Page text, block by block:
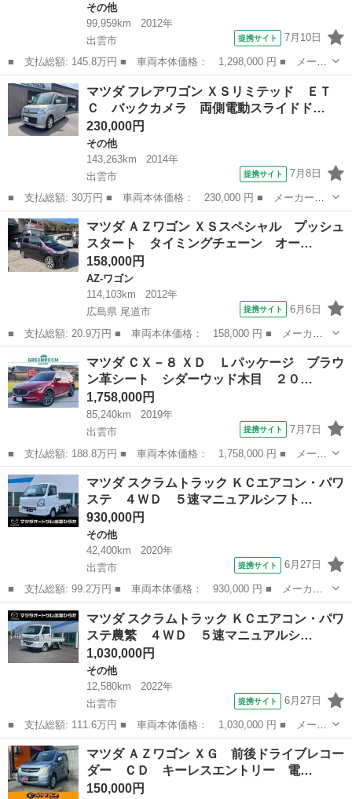
その他
99,959km
2012年
出雲市
提携サイト 7月10日
■ 支払総額: 145.8万円 ■ 車両本体価格： 1,298,000 円 ■ メーカ
ー名： マツダ ■ 車種名： タイタントラック ■ グレード名：
ワイドロー ３０００ディーゼルターボ １．５ｔ ワイドロー ５
ＭＴ ワ...
島根 出雲市 その他
マツダ フレアワゴン ＸＳリミテッド ＥＴ
Ｃ バックカメラ 両側電動スライドド…
230,000円
その他
143,263km
2014年
出雲市
提携サイト 7月8日
■ 支払総額: 30万円 ■ 車両本体価格： 230,000 円 ■ メーカー
名： マツダ ■ 車種名： フレアワゴン ■ グレード名： ＸＳリ
ミテッド ＥＴＣ バックカメラ 両側電動スライドドア ナビ 衝
突被害軽減システ...
島根 出雲市 その他
マツダ ＡＺワゴン ＸＳスペシャル プッシュ
スタート タイミングチェーン オー…
158,000円
AZ-ワゴン
114,103km
2012年
広島県 尾道市
提携サイト 6月6日
■ 支払総額: 20.9万円 ■ 車両本体価格： 158,000 円 ■ メーカー
名： マツダ ■ 車種名： ＡＺワゴン ■ グレード名： ＸＳスペ
シャル プッシュスタート タイミングチェーン オートエアコン
社外ナビ Ｅ...
AZ-ワゴン
マツダ ＣＸ－８ ＸＤ Ｌパッケージ ブラウ
ン革シート シダーウッド木目 ２０…
1,758,000円
85,240km
2019年
出雲市
提携サイト 7月7日
■ 支払総額: 188.8万円 ■ 車両本体価格： 1,758,000 円 ■ メーカ
ー名： マツダ ■ 車種名： ＣＸ－８ ■ グレード名： ＸＤ Ｌ
パッケージ ブラウン革シート シダーウッド木目 ２０２５年製１
１インチ...
島根 出雲市 マツダ
マツダ スクラムトラック ＫＣエアコン・パワ
ステ ４ＷＤ ５速マニュアルシフト…
930,000円
その他
42,400km
2020年
出雲市
提携サイト 6月27日
■ 支払総額: 99.2万円 ■ 車両本体価格： 930,000 円 ■ メーカー
名： マツダ ■ 車種名： スクラムトラック ■ グレード名： Ｋ
Ｃエアコン・パワステ ４ＷＤ ５速マニュアルシフト エアコン
パワステ パ...
島根 出雲市 その他
マツダ スクラムトラック ＫＣエアコン・パワ
ステ農繁 ４ＷＤ ５速マニュアルシ…
1,030,000円
その他
12,580km
2022年
出雲市
提携サイト 6月27日
■ 支払総額: 111.6万円 ■ 車両本体価格： 1,030,000 円 ■ メーカ
ー名： マツダ ■ 車種名： スクラムトラック ■ グレード名：
ＫＣエアコン・パワステ農繁 ４ＷＤ ５速マニュアルシフト エア
コン パ...
島根 出雲市 その他
マツダ ＡＺワゴン ＸＧ 前後ドライブレコー
ダー ＣＤ キーレスエントリー 電…
150,000円